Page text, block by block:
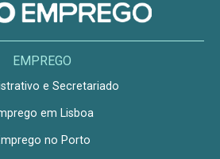
EMPREGO
e Secretariado
em Lisboa
no Porto